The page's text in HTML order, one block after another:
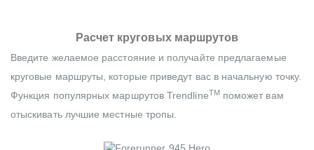
Расчет круговых маршрутов
Введите желаемое расстояние и получайте предлагаемые
круговые маршруты, которые приведут вас в начальную точку.
Функция популярных маршрутов TrendlineTMпоможет вам
отыскивать лучшие местные тропы.